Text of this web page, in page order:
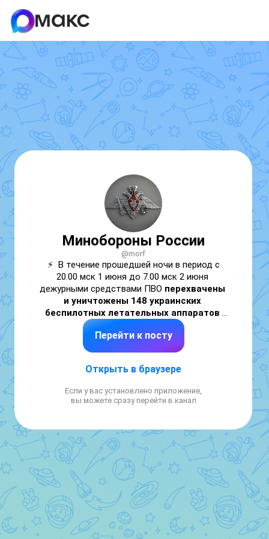
Минобороны России
@morf
⚡️  В течение прошедшей ночи в период с
20.00 мск 1 июня до 7.00 мск 2 июня
дежурными средствами ПВО перехвачены
и уничтожены 148 украинских
беспилотных летательных аппаратов
самолетного типа над территориями
Белгородской, Брянской, Волгоградской,
Курской, Орловской, Ростовской,
края, Республики Крым и над акваториями
Перейти к посту
Открыть в браузере
Если у вас установлено приложение,
вы можете сразу перейти в канал